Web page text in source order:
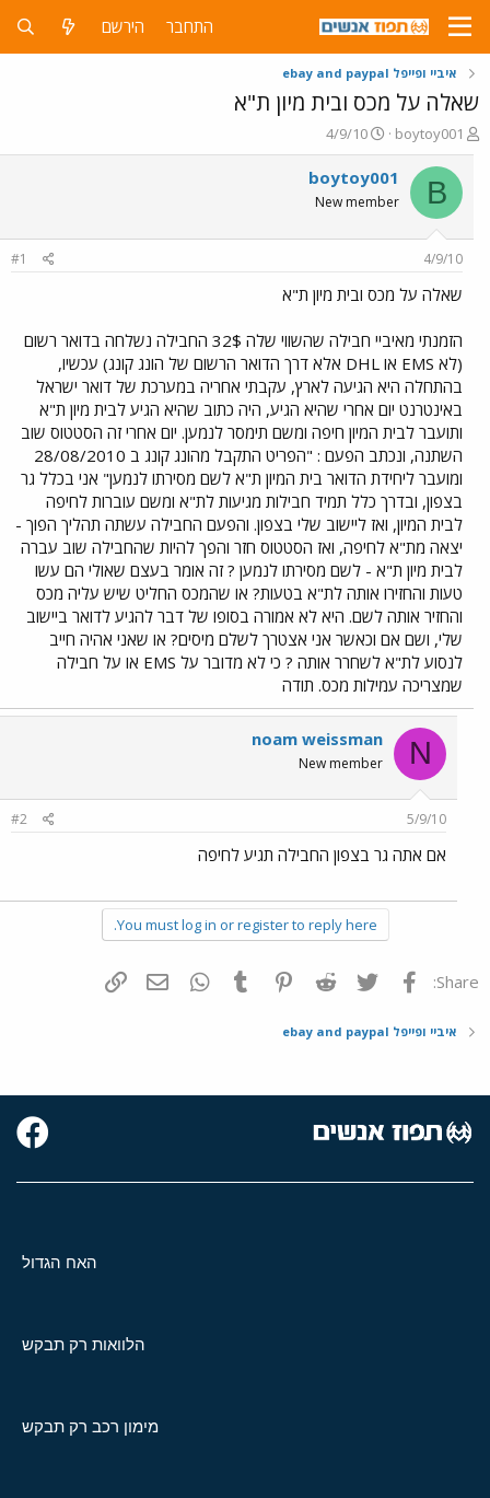
התחבר הירשם
איביי ופייפל ebay and paypal
שאלה על מכס ובית מיון ת"א
פ
ו
ת
ח
ה
ו
ש
א
boytoy001
פ
ו
ר
ס
ם
ר
4/9/10
B
boytoy001
New member
4/9/10
#1
שאלה על מכס ובית מיון ת"א
הזמנתי מאיביי חבילה שהשווי שלה 32$ החבילה נשלחה בדואר רשום
(לא EMS או DHL אלא דרך הדואר הרשום של הונג קונג) עכשיו,
בהתחלה היא הגיעה לארץ, עקבתי אחריה במערכת של דואר ישראל
באינטרנט יום אחרי שהיא הגיע, היה כתוב שהיא הגיע לבית מיון ת"א
ותועבר לבית המיון חיפה ומשם תימסר לנמען. יום אחרי זה הסטטוס שוב
השתנה, ונכתב הפעם : "הפריט התקבל מהונג קונג ב 28/08/2010
ומועבר ליחידת הדואר בית המיון ת"א לשם מסירתו לנמען" אני בכלל גר
בצפון, ובדרך כלל תמיד חבילות מגיעות לת"א ומשם עוברות לחיפה
לבית המיון, ואז ליישוב שלי בצפון. והפעם החבילה עשתה תהליך הפוך -
יצאה מת"א לחיפה, ואז הסטטוס חזר והפך להיות שהחבילה שוב עברה
לבית מיון ת"א - לשם מסירתו לנמען ? זה אומר בעצם שאולי הם עשו
טעות והחזירו אותה לת"א בטעות? או שהמכס החליט שיש עליה מכס
והחזיר אותה לשם. היא לא אמורה בסופו של דבר להגיע לדואר ביישוב
שלי, ושם אם וכאשר אני אצטרך לשלם מיסים? או שאני אהיה חייב
לנסוע לת"א לשחרר אותה ? כי לא מדובר על EMS או על חבילה
שמצריכה עמילות מכס. תודה
N
noam weissman
New member
5/9/10
#2
אם אתה גר בצפון החבילה תגיע לחיפה
You must log in or register to reply here.
Share: פייסבוק Twitter
Reddit
Pinterest
Tumblr
WhatsAppדואר אלקטרוני
איביי ופייפל ebay and paypal
האח הגדול
הלוואות רק תבקש
מימון רכב רק תבקש